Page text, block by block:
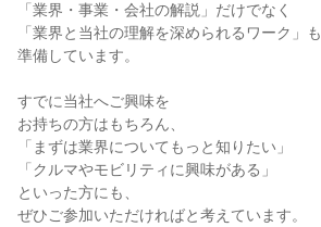
「業界・事業・会社の解説」だけでなく
「業界と当社の理解を深められるワーク」も
準備しています。
すでに当社へご興味を
お持ちの方はもちろん、
「まずは業界についてもっと知りたい」
「クルマやモビリティに興味がある」
といった方にも、
ぜひご参加いただければと考えています。